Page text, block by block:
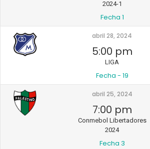
2024-1
Fecha 1
abril 28, 2024
5:00 pm
LIGA
Fecha - 19
abril 25, 2024
7:00 pm
Conmebol Libertadores
2024
Fecha 3